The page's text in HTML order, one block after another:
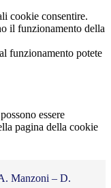
cookie consentire.
il funzionamento della
funzionamento potete
essere
pagina della cookie
Manzoni – D.